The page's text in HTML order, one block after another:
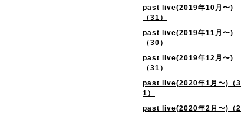
past live(2019年10月〜)
（31）
past live(2019年11月〜)
（30）
past live(2019年12月〜)
（31）
past live(2020年1月〜)（3
1）
past live(2020年2月〜)（2